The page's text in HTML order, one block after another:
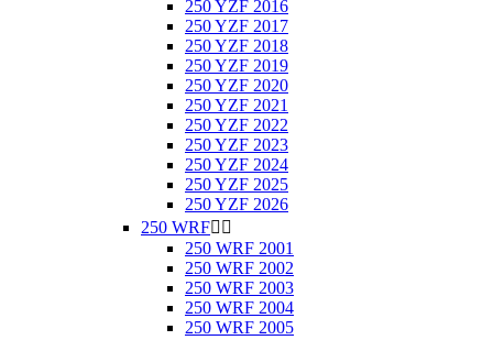
250 YZF 2016
250 YZF 2017
250 YZF 2018
250 YZF 2019
250 YZF 2020
250 YZF 2021
250 YZF 2022
250 YZF 2023
250 YZF 2024
250 YZF 2025
250 YZF 2026
250 WRF 
250 WRF 2001
250 WRF 2002
250 WRF 2003
250 WRF 2004
250 WRF 2005